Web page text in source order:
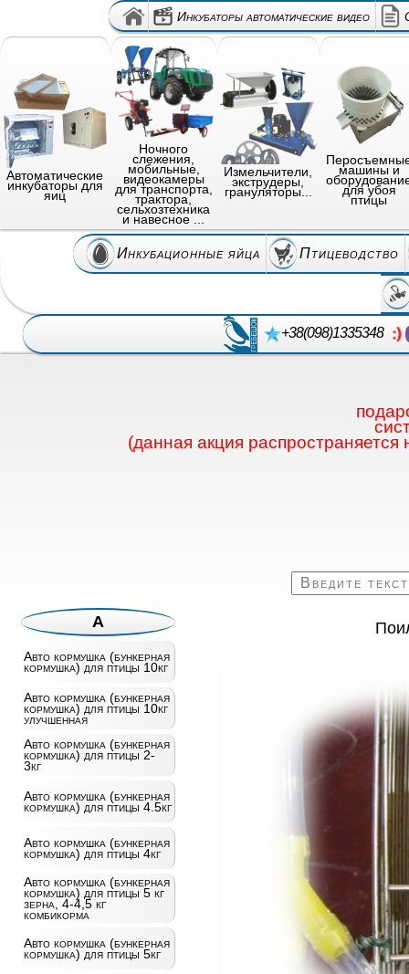
Инкубаторы автоматические видео
Автоматические
инкубаторы для
яиц
Ночного
слежения,
мобильные,
видеокамеры
для транспорта,
трактора,
сельхозтехника
и навесное ...
Измельчители,
экструдеры,
грануляторы...
машины и
для убоя
птицы
Инкубационные яйца Птицеводство
+38(098)1335348
(данная акция
А
Авто кормушка (бункерная
кормушка) для птицы 10кг
Авто кормушка (бункерная
кормушка) для птицы 10кг
улучшенная
Авто кормушка (бункерная
кормушка) для птицы 2-
3кг
Авто кормушка (бункерная
кормушка) для птицы 4.5кг
Авто кормушка (бункерная
кормушка) для птицы 4кг
Авто кормушка (бункерная
кормушка) для птицы 5 кг
зерна, 4-4,5 кг
комбикорма
Авто кормушка (бункерная
кормушка) для птицы 5кг